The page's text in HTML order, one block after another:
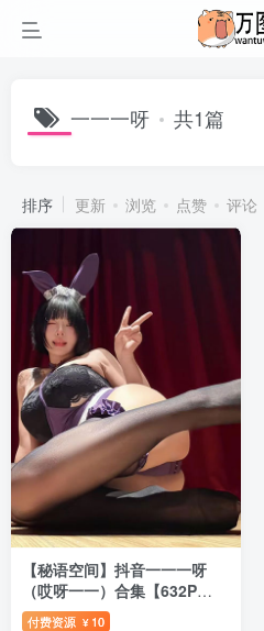
一一一呀 共1篇
排序 更新 浏览 点赞 评论
【秘语空间】抖音一一一呀
（哎呀一一）合集【632P
80V】
付费资源 ¥ 10